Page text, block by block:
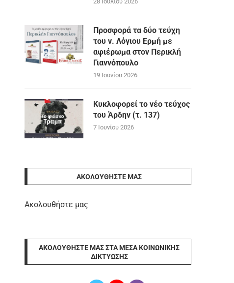
Προσφορά τα δύο τεύχη
του ν. Λόγιου Ερμή με
αφιέρωμα στον Περικλή
Γιαννόπουλο
19 Ιουνίου 2026
Κυκλοφορεί το νέο τεύχος
του Άρδην (τ. 137)
7 Ιουνίου 2026
ΑΚΟΛΟΥΘΉΣΤΕ ΜΑΣ
Ακολουθήστε μας
ΑΚΟΛΟΥΘΉΣΤΕ ΜΑΣ ΣΤΑ ΜΈΣΑ ΚΟΙΝΩΝΙΚΉΣ
ΔΙΚΤΎΩΣΗΣ